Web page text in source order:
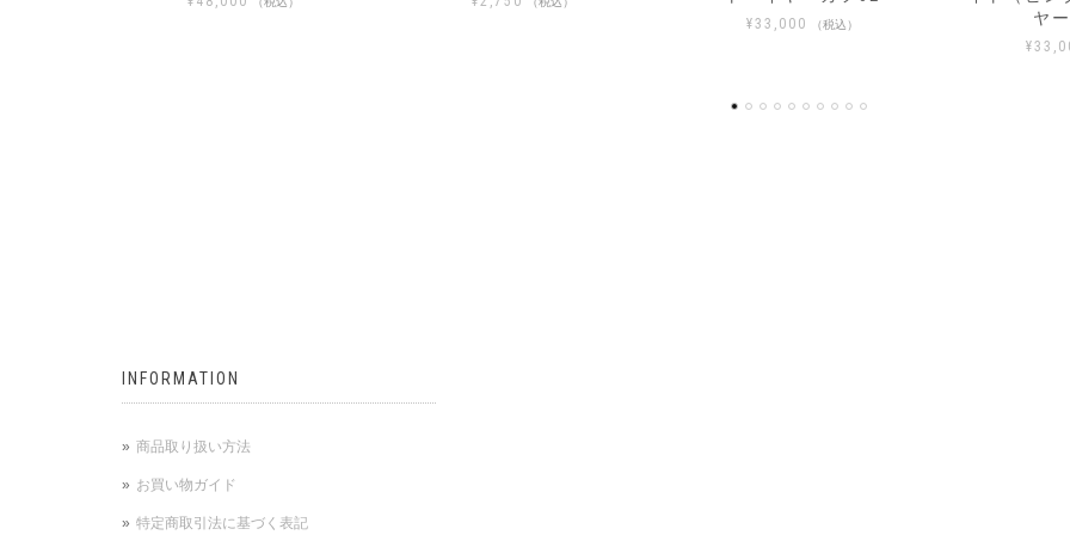
ヤーカフ03
ヤ
¥
INFORMATION
商品取り扱い方法
お買い物ガイド
特定商取引法に基づく表記